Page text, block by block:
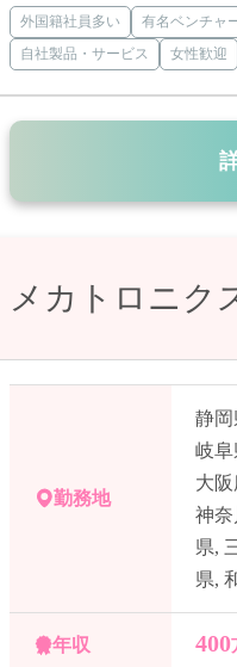
外国籍社員多い 有名ベンチャ
自社製品・サービス
女性歓迎
メカトロニク
勤務地
静岡
岐阜
大
神奈
県,
県,
年収 400